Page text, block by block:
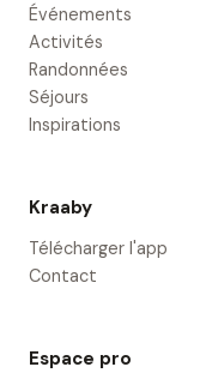
Événements
Activités
Randonnées
Séjours
Inspirations
Kraaby
Télécharger l'app
Contact
Espace pro